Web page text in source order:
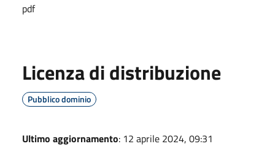
pdf
Licenza di distribuzione
Pubblico dominio
Ultimo aggiornamento: 12 aprile 2024, 09:31